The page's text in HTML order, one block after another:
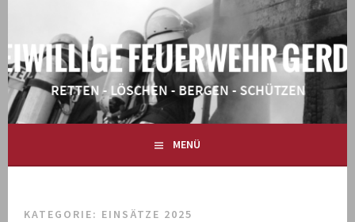
Inhalt
FREIWILLIGE FEUERWEHR
GERDAU
RETTEN – LÖSCHEN – BERGEN – SCHÜTZEN
MENÜ
KATEGORIE: EINSÄTZE 2025